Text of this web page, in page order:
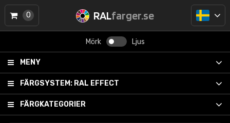
RALfarger.se
Mörk Ljus
MENY
FÄRGSYSTEM: RAL EFFECT
FÄRGKATEGORIER
0